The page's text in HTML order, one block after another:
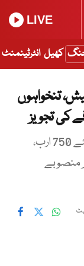
LIVE
جنگ کھیل انٹرٹینمنٹ
پیش، تنخواہوں
752 ارب روپے کا ترقیاتی پروگرام، تعلیم کیلئے 750 ارب،
گھر منصوبے